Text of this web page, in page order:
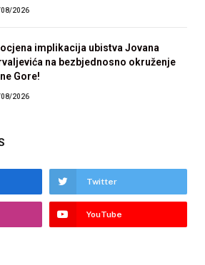
2026
implikacija ubistva Jovana
na bezbjednosno okruženje
Gore!
2026
Twitter
YouTube